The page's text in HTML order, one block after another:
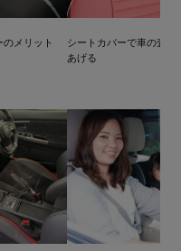
のメリット
シートカバーで車の査定
あげる